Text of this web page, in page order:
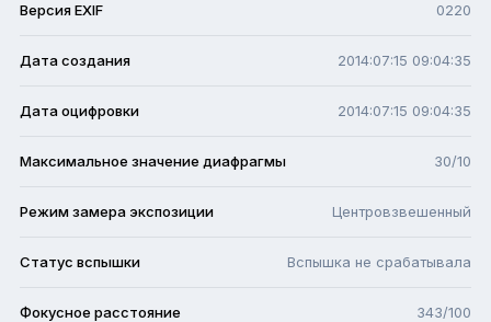
Версия EXIF 0220
Дата создания 2014:07:15 09:04:35
Дата оцифровки 2014:07:15 09:04:35
Максимальное значение диафрагмы 30/10
Режим замера экспозиции Центровзвешенный
Статус вспышки Вспышка не срабатывала
Фокусное расстояние 343/100